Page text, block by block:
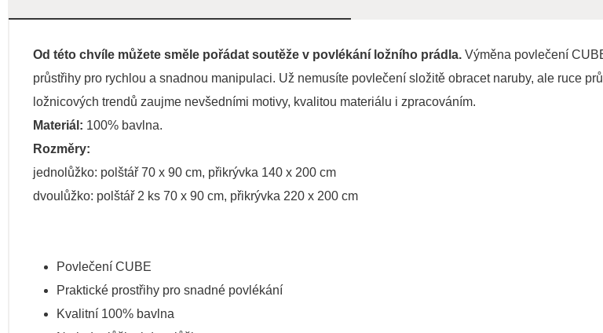
Od této chvíle můžete směle pořádat soutěže v povlékání ložního prádla. Výměna povlečení
průstřihy pro rychlou a snadnou manipulaci. Už nemusíte povlečení složitě obracet naruby, ale ruce
ložnicových trendů zaujme nevšedními motivy, kvalitou materiálu i zpracováním.
Materiál: 100% bavlna.
Rozměry:
jednolůžko: polštář 70 x 90 cm, přikrývka 140 x 200 cm
dvoulůžko: polštář 2 ks 70 x 90 cm, přikrývka 220 x 200 cm
Povlečení CUBE
Praktické prostřihy pro snadné povlékání
Kvalitní 100% bavlna